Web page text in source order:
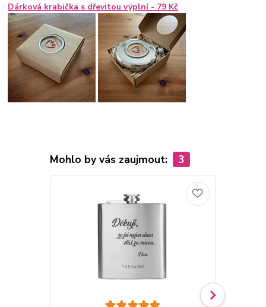
Dárková krabička s dřevitou výplní - 79 Kč
Mohlo by vás zaujmout: 3